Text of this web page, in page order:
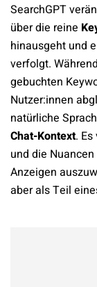
SearchGPT
über die reine
hinausgeht und
verfolgt.
gebuchten
Nutzer:innen
natürliche
Chat-Kontext.
und die
Anzeigen
aber als Teil